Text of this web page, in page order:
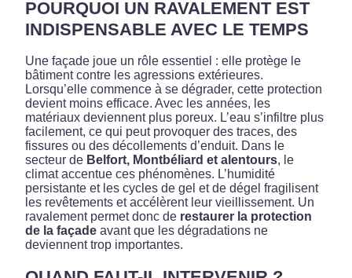
POURQUOI UN RAVALEMENT EST
INDISPENSABLE AVEC LE TEMPS
Une façade joue un rôle essentiel : elle protège le
bâtiment contre les agressions extérieures.
Lorsqu’elle commence à se dégrader, cette protection
devient moins efficace. Avec les années, les
matériaux deviennent plus poreux. L’eau s’infiltre plus
facilement, ce qui peut provoquer des traces, des
fissures ou des décollements d’enduit. Dans le
secteur de Belfort, Montbéliard et alentours, le
climat accentue ces phénomènes. L’humidité
persistante et les cycles de gel et de dégel fragilisent
les revêtements et accélèrent leur vieillissement. Un
ravalement permet donc de restaurer la protection
de la façade avant que les dégradations ne
deviennent trop importantes.